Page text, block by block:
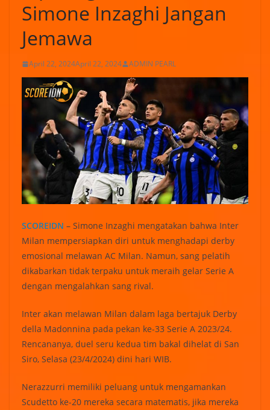
Simone Inzaghi Jangan
Jemawa
April 22, 2024April 22, 2024 ADMIN PEARL
SCOREIDN – Simone Inzaghi mengatakan bahwa Inter
Milan mempersiapkan diri untuk menghadapi derby
emosional melawan AC Milan. Namun, sang pelatih
dikabarkan tidak terpaku untuk meraih gelar Serie A
dengan mengalahkan sang rival.
Inter akan melawan Milan dalam laga bertajuk Derby
della Madonnina pada pekan ke-33 Serie A 2023/24.
Rencananya, duel seru kedua tim bakal dihelat di San
Siro, Selasa (23/4/2024) dini hari WIB.
Nerazzurri memiliki peluang untuk mengamankan
Scudetto ke-20 mereka secara matematis, jika mereka